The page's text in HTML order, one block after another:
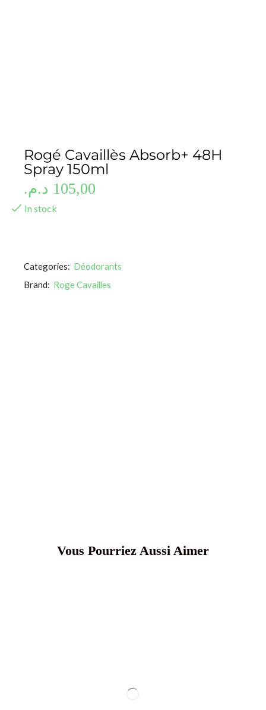
Rogé Cavaillès Absorb+ 48H
Spray 150ml
105,00 د.م.
In stock
Categories: Déodorants
Brand: Roge Cavailles
Vous Pourriez Aussi Aimer